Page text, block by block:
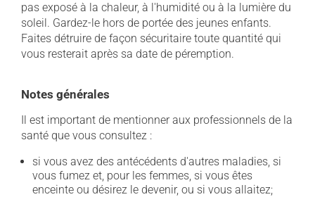
pas exposé à la chaleur, à l'humidité ou à la lumière du
soleil. Gardez-le hors de portée des jeunes enfants.
Faites détruire de façon sécuritaire toute quantité qui
vous resterait après sa date de péremption.
Notes générales
Il est important de mentionner aux professionnels de la
santé que vous consultez :
si vous avez des antécédents d'autres maladies, si
vous fumez et, pour les femmes, si vous êtes
enceinte ou désirez le devenir, ou si vous allaitez;